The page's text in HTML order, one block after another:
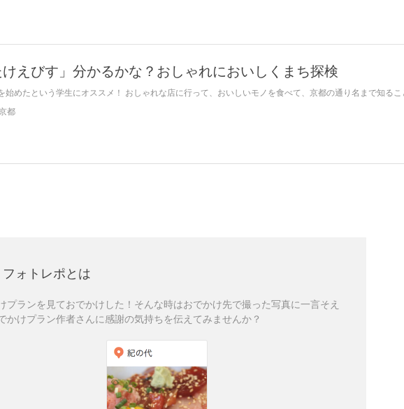
えびす」分かるかな？おしゃれにおいしくまち探検
始めたという学生にオススメ！ おしゃれな店に行って、おいしいモノを食べて、京都の通り名まで知る
都
フォトレポとは
プランを見ておでかけした！そんな時はおでかけ先で撮った写真に一言そえ
かけプラン作者さんに感謝の気持ちを伝えてみませんか？